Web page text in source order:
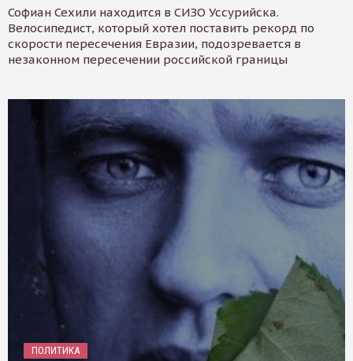
Софиан Сехили находится в СИЗО Уссурийска.
Велосипедист, который хотел поставить рекорд по
скорости пересечения Евразии, подозревается в
незаконном пересечении российской границы
ПОЛИТИКА